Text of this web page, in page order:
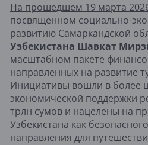
На прошедшем 19 марта
посвященном социально-
развитию Самаркандской
Узбекистана Шавкат
масштабном пакете
направленных на развитие
Инициативы вошли в более
экономической поддержки
трлн сумов и нацелены на
Узбекистана как
направления для